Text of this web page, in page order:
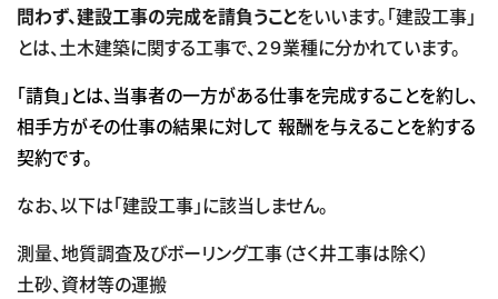
問わず、建設工事の完成を請負うことをいいます。「建設工事」
とは、土木建築に関する工事で、２９業種に分かれています。
「請負」とは、当事者の一方がある仕事を完成することを約し、
相手方がその仕事の結果に対して 報酬を与えることを約する
契約です。
なお、以下は「建設工事」に該当しません。
測量、地質調査及びボーリング工事（さく井工事は除く）
土砂、資材等の運搬